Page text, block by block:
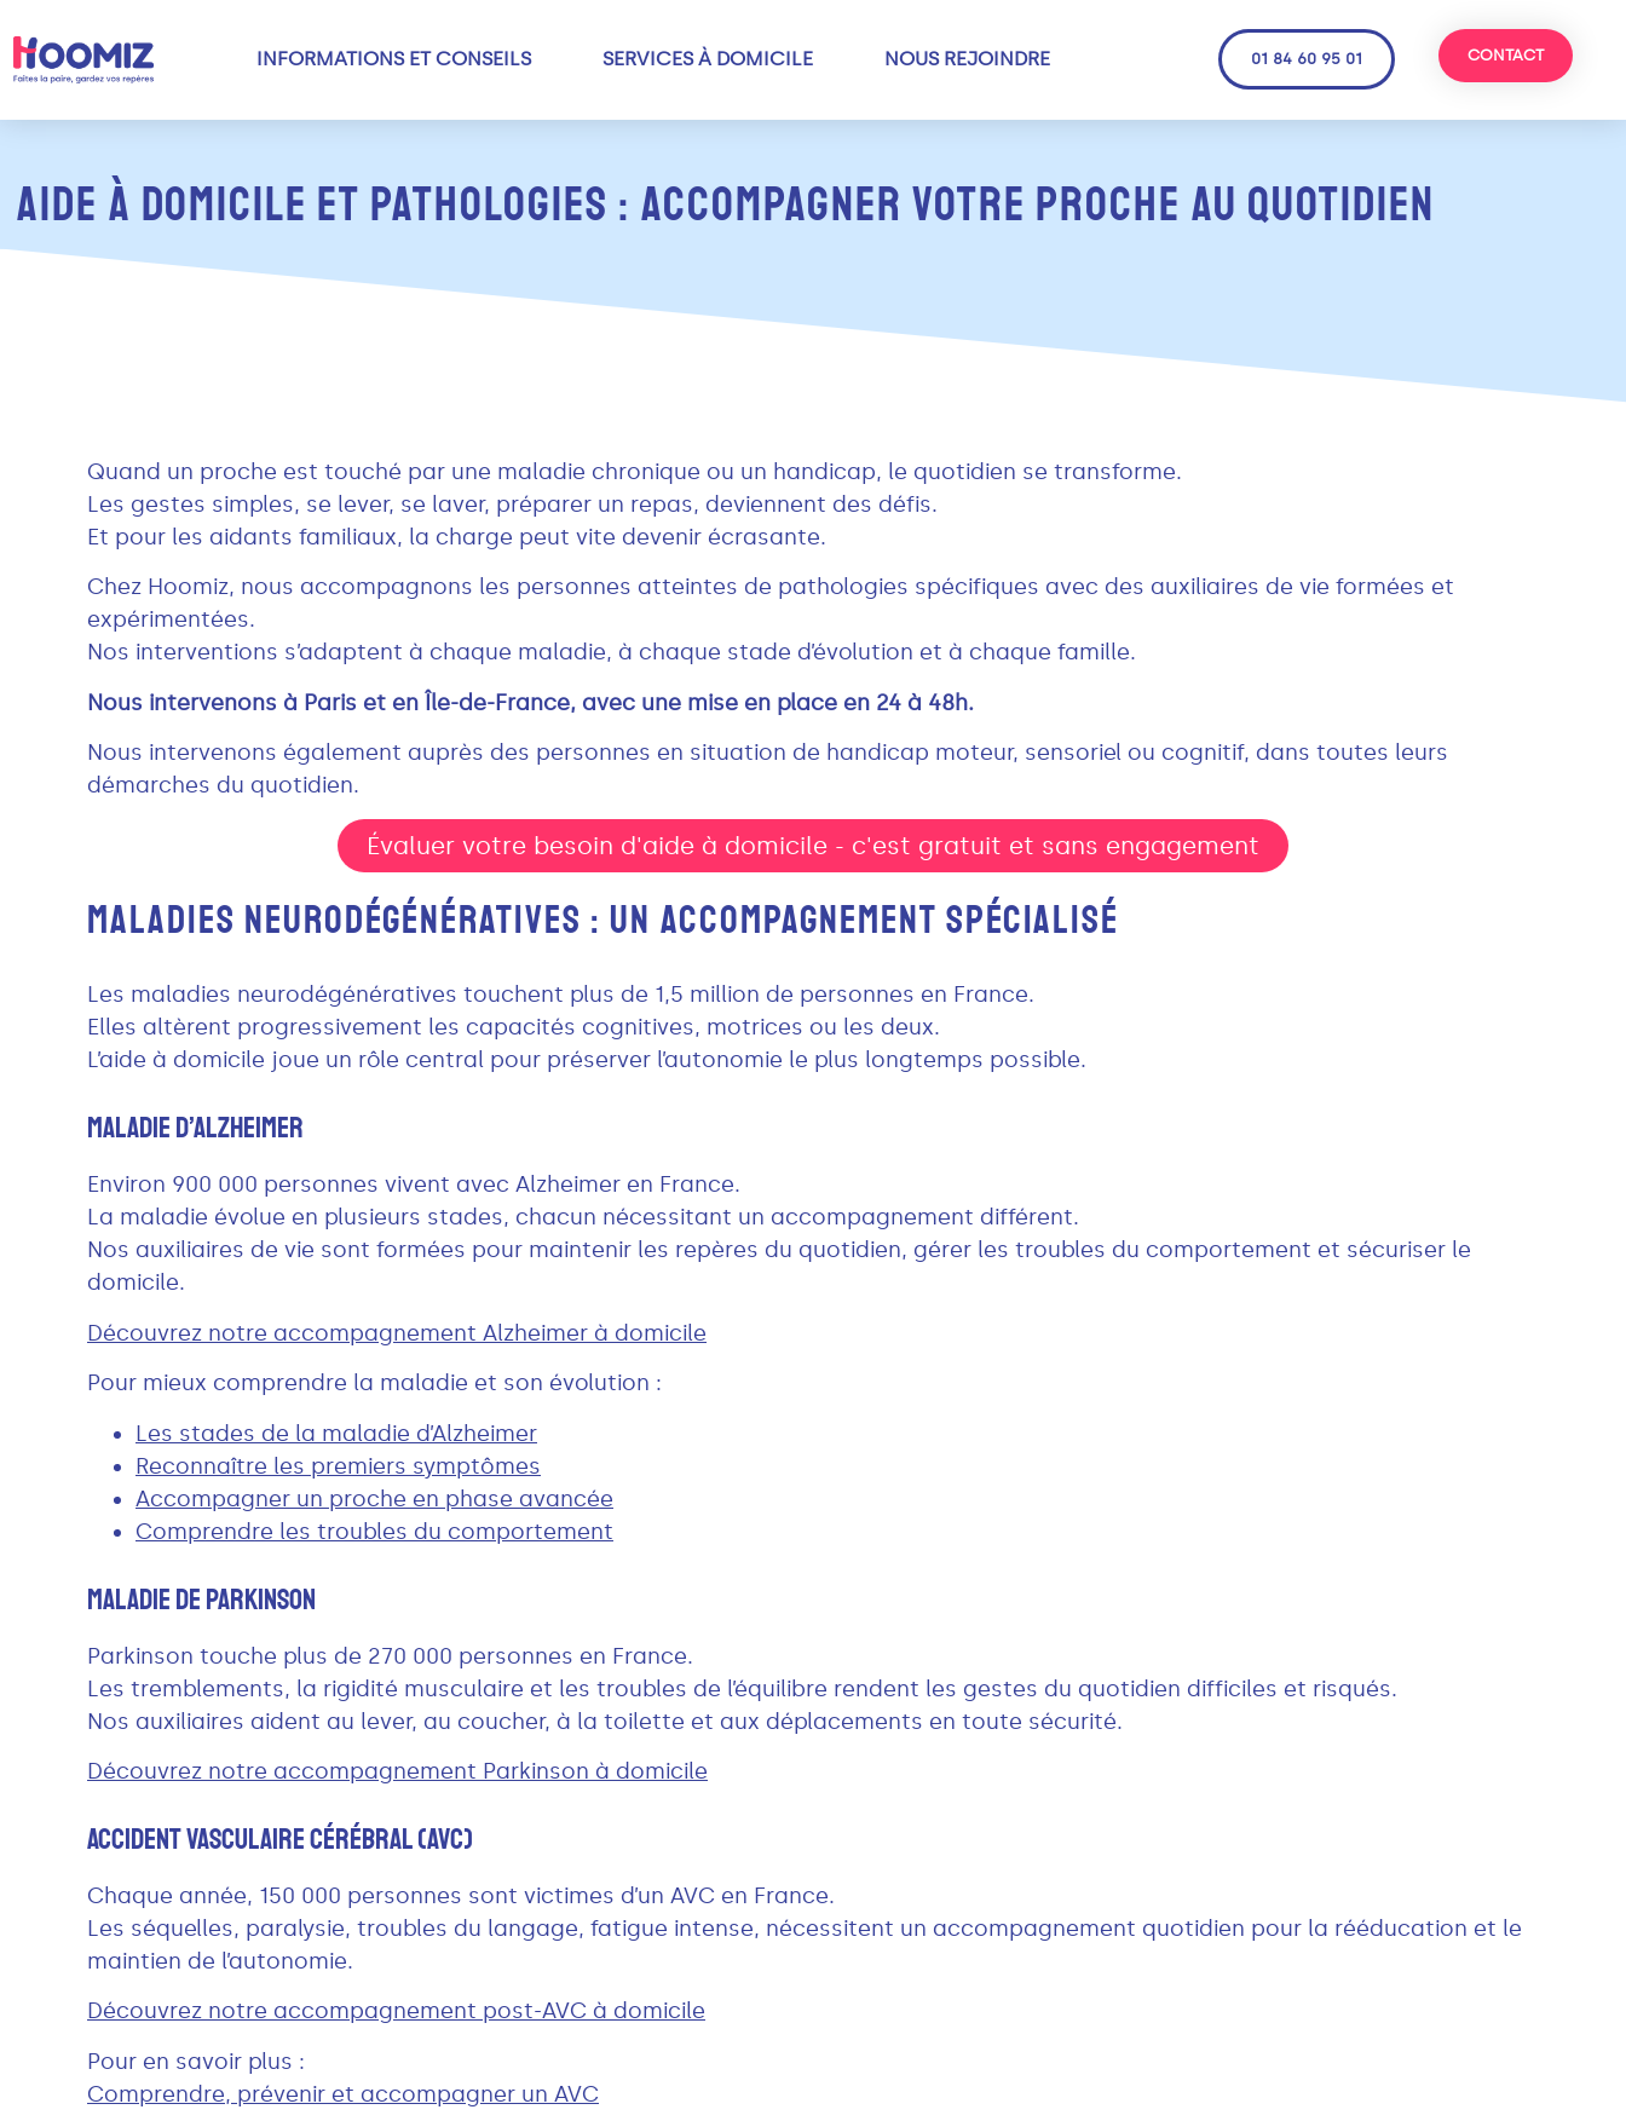
INFORMATIONS ET CONSEILS SERVICES À DOMICILE NOUS REJOINDRE 01 84 60 95 01 CONTACT
AIDE À DOMICILE ET PATHOLOGIES : ACCOMPAGNER VOTRE PROCHE AU QUOTIDIEN
Quand un proche est touché par une maladie chronique ou un handicap, le quotidien se transforme.
Les gestes simples, se lever, se laver, préparer un repas, deviennent des défis.
Et pour les aidants familiaux, la charge peut vite devenir écrasante.
Chez Hoomiz, nous accompagnons les personnes atteintes de pathologies spécifiques avec des auxiliaires de vie formées et
expérimentées.
Nos interventions s’adaptent à chaque maladie, à chaque stade d’évolution et à chaque famille.
Nous intervenons à Paris et en Île-de-France, avec une mise en place en 24 à 48h.
Nous intervenons également auprès des personnes en situation de handicap moteur, sensoriel ou cognitif, dans toutes leurs
démarches du quotidien.
Évaluer votre besoin d'aide à domicile - c'est gratuit et sans engagement
MALADIES NEURODÉGÉNÉRATIVES : UN ACCOMPAGNEMENT SPÉCIALISÉ
Les maladies neurodégénératives touchent plus de 1,5 million de personnes en France.
Elles altèrent progressivement les capacités cognitives, motrices ou les deux.
L’aide à domicile joue un rôle central pour préserver l’autonomie le plus longtemps possible.
Maladie D’Alzheimer
Environ 900 000 personnes vivent avec Alzheimer en France.
La maladie évolue en plusieurs stades, chacun nécessitant un accompagnement différent.
Nos auxiliaires de vie sont formées pour maintenir les repères du quotidien, gérer les troubles du comportement et sécuriser le
domicile.
Découvrez notre accompagnement Alzheimer à domicile
Pour mieux comprendre la maladie et son évolution :
Les stades de la maladie d’Alzheimer
Reconnaître les premiers symptômes
Accompagner un proche en phase avancée
Comprendre les troubles du comportement
Maladie De Parkinson
Parkinson touche plus de 270 000 personnes en France.
Les tremblements, la rigidité musculaire et les troubles de l’équilibre rendent les gestes du quotidien difficiles et risqués.
Nos auxiliaires aident au lever, au coucher, à la toilette et aux déplacements en toute sécurité.
Découvrez notre accompagnement Parkinson à domicile
Accident Vasculaire Cérébral (AVC)
Chaque année, 150 000 personnes sont victimes d’un AVC en France.
Les séquelles, paralysie, troubles du langage, fatigue intense, nécessitent un accompagnement quotidien pour la rééducation et le
maintien de l’autonomie.
Découvrez notre accompagnement post-AVC à domicile
Pour en savoir plus :
Comprendre, prévenir et accompagner un AVC